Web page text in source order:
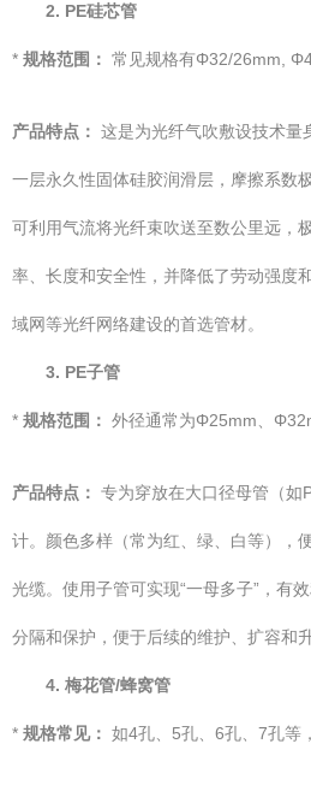
2. PE硅芯管
* 规格范围： 常见规格有Φ32/26mm,
产品特点： 这是为光纤气吹敷设技术量
一层永久性固体硅胶润滑层，摩擦系数
可利用气流将光纤束吹送至数公里远，
率、长度和安全性，并降低了劳动强度
域网等光纤网络建设的首选管材。
3. PE子管
* 规格范围： 外径通常为Φ25mm、
产品特点： 专为穿放在大口径母管（如
计。颜色多样（常为红、绿、白等），
光缆。使用子管可实现“一母多子”，有
分隔和保护，便于后续的维护、扩容和升
4. 梅花管/蜂窝管
* 规格常见： 如4孔、5孔、6孔、7孔等